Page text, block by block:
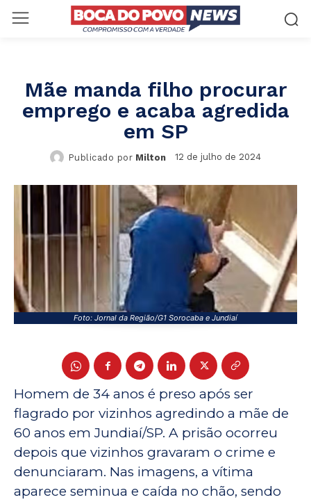
Mãe manda filho procurar
emprego e acaba agredida
em SP
Publicado por Milton 12 de julho de 2024
Foto: Jornal da Região/G1 Sorocaba e Jundiaí
Homem de 34 anos é preso após ser
flagrado por vizinhos agredindo a mãe de
60 anos em Jundiaí/SP. A prisão ocorreu
depois que vizinhos gravaram o crime e
denunciaram. Nas imagens, a vítima
aparece seminua e caída no chão, sendo